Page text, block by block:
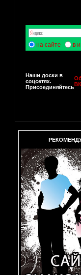
на сайте в
Наши доски в
соцсетях.
Присоединяйтесь